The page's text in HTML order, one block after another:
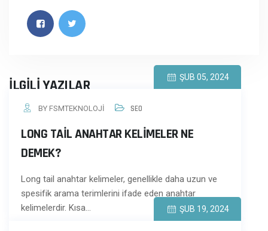
İLGILI YAZILAR ŞUB 05, 2024
BY FSMTEKNOLOJI SEO
LONG TAIL ANAHTAR KELIMELER NE
DEMEK?
Long tail anahtar kelimeler, genellikle daha uzun ve
spesifik arama terimlerini ifade eden anahtar
kelimelerdir. Kısa…
ŞUB 19, 2024